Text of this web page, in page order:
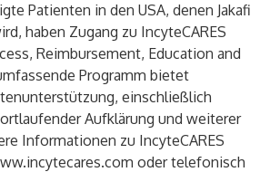
Patienten in den USA, denen Jakafi
haben Zugang zu IncyteCARES
Reimbursement, Education and
Programm bietet
einschließlich
Aufklärung und weiterer
Informationen zu IncyteCARES
oder telefonisch